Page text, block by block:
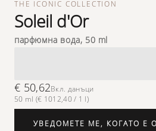
THE ICONIC COLLECTION
Soleil d'Or
парфюмна вода, 50 ml
€ 50,62Вкл. данъци
50 ml (€ 1012,40 / 1 l)
УВЕДОМЕТЕ МЕ, КОГАТО Е